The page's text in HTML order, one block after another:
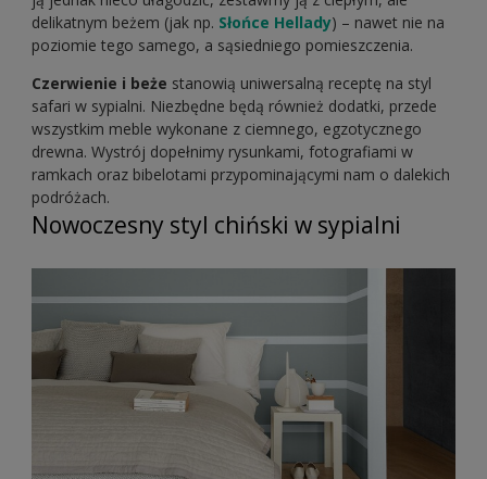
delikatnym beżem (jak np. Słońce Hellady) – nawet nie na
poziomie tego samego, a sąsiedniego pomieszczenia.
Czerwienie i beże stanowią uniwersalną receptę na styl
safari w sypialni. Niezbędne będą również dodatki, przede
wszystkim meble wykonane z ciemnego, egzotycznego
drewna. Wystrój dopełnimy rysunkami, fotografiami w
ramkach oraz bibelotami przypominającymi nam o dalekich
podróżach.
Nowoczesny styl chiński w sypialni